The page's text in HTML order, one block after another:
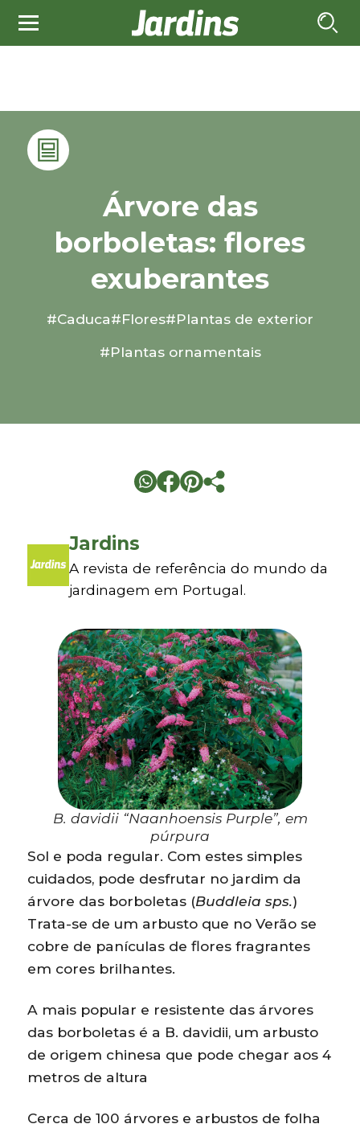
Árvore das
borboletas: flores
exuberantes
#Caduca#Flores#Plantas de exterior
#Plantas ornamentais
Jardins
A revista de referência do mundo da
jardinagem em Portugal.
B. davidii“Naanhoensis Purple”, em
púrpura
Sol e poda regular. Com estes simples
cuidados, pode desfrutar no jardim da
árvore das borboletas (Buddleia sps.)
Trata-se de um arbusto que no Verão se
cobre de panículas de flores fragrantes
em cores brilhantes.
A mais popular e resistente das árvores
das borboletas é a B. davidii, um arbusto
de origem chinesa que pode chegar aos 4
metros de altura
Cerca de 100 árvores e arbustos de folha